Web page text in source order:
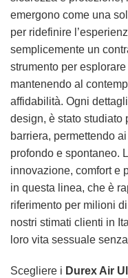
emergono come una
per ridefinire
semplicemente un
strumento per
mantenendo al
affidabilità. Ogni
design, è stato studiato
barriera, permettendo
profondo e spontaneo.
innovazione, comfort e
in questa linea, che è
riferimento per milioni
nostri stimati clienti in
loro vita sessuale
Scegliere i Durex Air